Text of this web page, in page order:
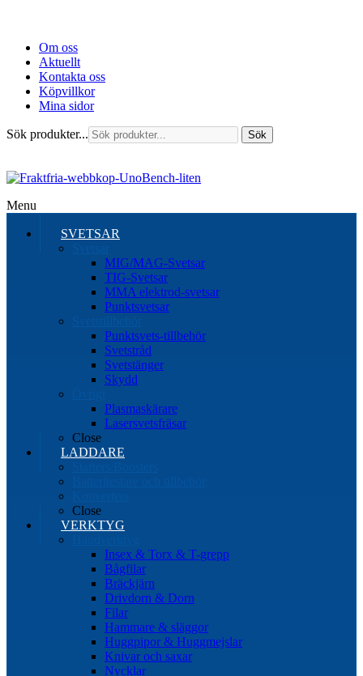
Om oss
Aktuellt
Kontakta oss
Köpvillkor
Mina sidor
Sök produkter... Sök
Menu
SVETSAR
MIG/MAG-Svetsar
TIG-Svetsar
MMA elektrod-svetsar
Punktsvetsar
Punktsvets-tillbehör
Svetstråd
Svetstänger
Skydd
Plasmaskärare
Lasersvetsfräsar
Close
LADDARE
Close
VERKTYG
Insex & Torx & T-grepp
Bågfilar
Bräckjärn
Drivdorn & Dorn
Filar
Hammare & släggor
Huggpipor & Huggmejslar
Knivar och saxar
Nycklar